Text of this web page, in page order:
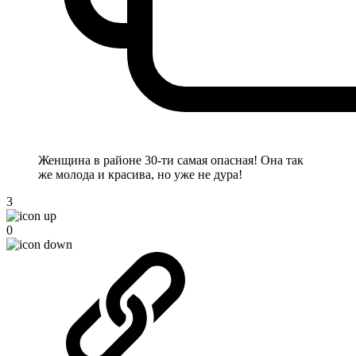
Женщина в районе 30-ти самая опасная! Она так
же молода и красива, но уже не дура!
3
0